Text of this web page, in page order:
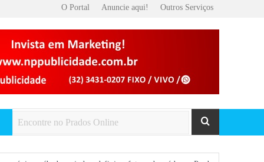
O Portal Anuncie aqui! Outros Serviços